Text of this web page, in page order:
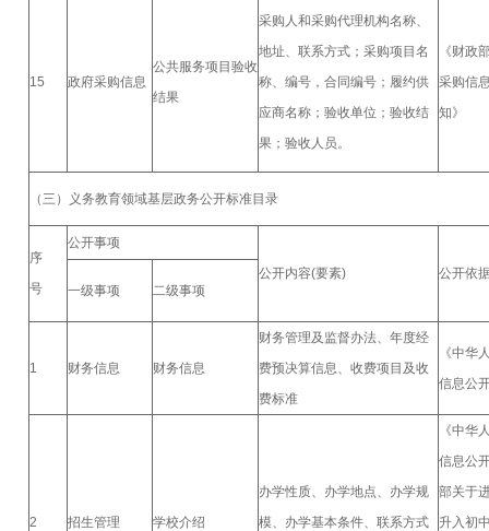
15 政府采购信息
公共服务项目验收
结果
采购人和采购代理机构名称、
地址、联系方式；采购项目名
称、编号，合同编号；履约供
应商名称；验收单位；验收结
果；验收人员。
《财政
采购信
知》
（三）义务教育领域基层政务公开标准目录
序
号
公开事项
公开内容(要素)
公开依
一级事项
二级事项
1 财务信息 财务信息
财务管理及监督办法、年度经
费预决算信息、收费项目及收
费标准
《中华
信息公
2 招生管理 学校介绍
办学性质、办学地点、办学规
模、办学基本条件、联系方式
《中华
信息公
部关于
升入初